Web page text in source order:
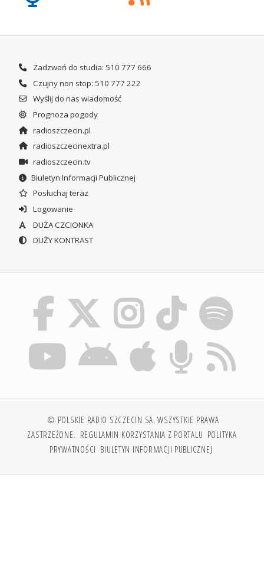
Zadzwoń do studia: 510 777 666
Czujny non stop: 510 777 222
Wyślij do nas wiadomość
Prognoza pogody
radioszczecin.pl
radioszczecinextra.pl
radioszczecin.tv
Biuletyn Informacji Publicznej
Posłuchaj teraz
Logowanie
DUŻA CZCIONKA
DUŻY KONTRAST
© POLSKIE RADIO SZCZECIN SA. WSZYSTKIE PRAWA
ZASTRZEŻONE. REGULAMIN KORZYSTANIA Z PORTALU POLITYKA
PRYWATNOŚCI BIULETYN INFORMACJI PUBLICZNEJ